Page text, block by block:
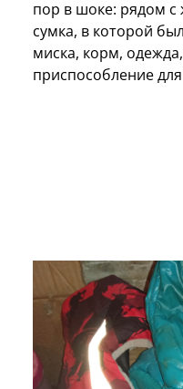
пор в шоке: рядом
сумка, в которой
миска, корм,
приспособление